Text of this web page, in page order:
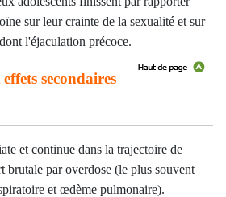
sur leur crainte de la sexualité et sur
l'éjaculation précoce.
secondaires
et continue dans la trajectoire de
brutale par overdose (le plus souvent
et œdème pulmonaire).